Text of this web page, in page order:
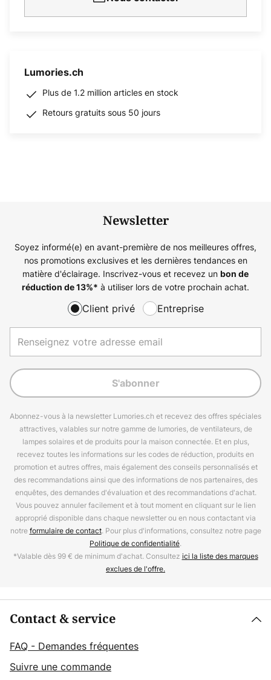
Lumories.ch
Plus de 1.2 million articles en stock
Retours gratuits sous 50 jours
Newsletter
Soyez informé(e) en avant-première de nos meilleures offres,
nos promotions exclusives et les dernières tendances en
matière d'éclairage. Inscrivez-vous et recevez un bon de
réduction de13%* à utiliser lors de votre prochain achat.
Client privé Entreprise
S'abonner
Abonnez-vous à la newsletter Lumories.ch et recevez des offres spéciales
attractives, valables sur notre gamme de lumories, de ventilateurs, de
lampes solaires et de produits pour la maison connectée. Et en plus,
recevez toutes les informations sur les codes de réduction, produits en
promotion et autres offres, mais également des conseils personnalisés et
des recommandations ainsi que des informations de nos partenaires, des
enquêtes, des demandes d'évaluation et des recommandations d'achat.
Vous pouvez annuler facilement et à tout moment en cliquant sur le lien
approprié disponible dans chaque newsletter ou en nous contactant via
notreformulaire de contact. Pour plus d'informations, consultez notre page
Politique de confidentialité.
*Valable dès 99 € de minimum d'achat. Consultez ici la liste des marques
exclues de l'offre.
Contact & service
FAQ - Demandes fréquentes
Suivre une commande